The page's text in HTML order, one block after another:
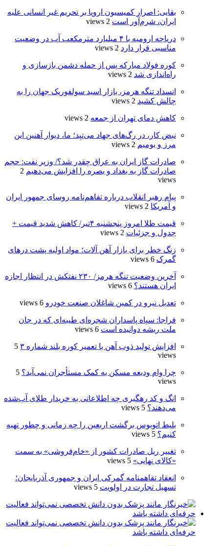
بقایی: اصرار کمیسیون اروپا بر تحریم غیر انسانی علیه
ایران، شرم‌آور است 2 views
دریاچه ارومیه با ۴ میلیارد مترمکعب آب در وضعیت
مناسبی قرار دارد 2 views
کوره فولاد مبارکه پس از حمله دشمن بازسازی و
راه‌اندازی شد 2 views
انسداد تنگه هرمز، بازار اسید سولفوریک جهان را به
چالش کشید 2 views
کاهش دمای تهران از جمعه 2 views
نبض کار، در رگ‌های جهاد می‌تپد؛ ما، دیوار آهنین این
مرز و بومیم 2 views
صادرات گاز ایران به عراق چقدر شد؟/ وزیر نفت: حجم
صادرات گاز به بغداد و بصره را افزایش می‌دهیم 2
views
پیام رهبر انقلاب درباره تفاهم‌نامه روسای جمهور ایران
و آمریکا 2 views
قیمت طلا امروز پنجشنبه ۴تیر/ کاهش شدید قیمت +
جدول و جزئیات 2 views
زنگ خطر برای بازار آهن آلات؛ مواد اولیه پشت درهای
گمرک 6 views
آخرین وضعیت تنگه هرمز/ ۲۳۰ نفتکش در انتظار اجازه
ایران هستند؟ 6 views
تعدیل نیرو در کمین شاغلان صنعت خودرو 6 views
فراجا: سپاه پاسداران شجره‌ای طیبه‌ای که در جان
ملت ریشه دوانیده است 6 views
افزایش تولید ذوب آهن با تعمیر کوره بلند شماره ۳
5
views
چرا وام ودیعه مسکن به کمک مستأجران نمی‌آید؟ 5
views
انگ و کد رهگیری چه اطلاعاتی به خریدار طلای آب‌شده
می‌دهند؟ 5 views
بلیط اتوبوس برگشت اربعین را چه زمانی و چطور تهیه
کنیم؟ 5 views
تغییر ریل صادرات کشور از «خام‌فروشی» به سمت
«کالای نهایی» 5 views
انعقاد تفاهمنامه گمرکی ایران و جمهوری آذربایجان؛
تسهیل تجارت در اولویت 5 views